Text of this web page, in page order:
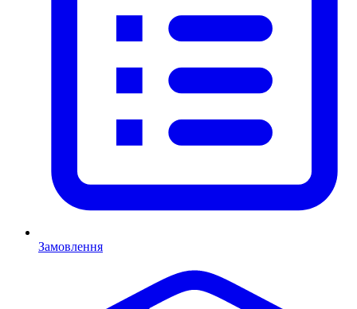
Замовлення